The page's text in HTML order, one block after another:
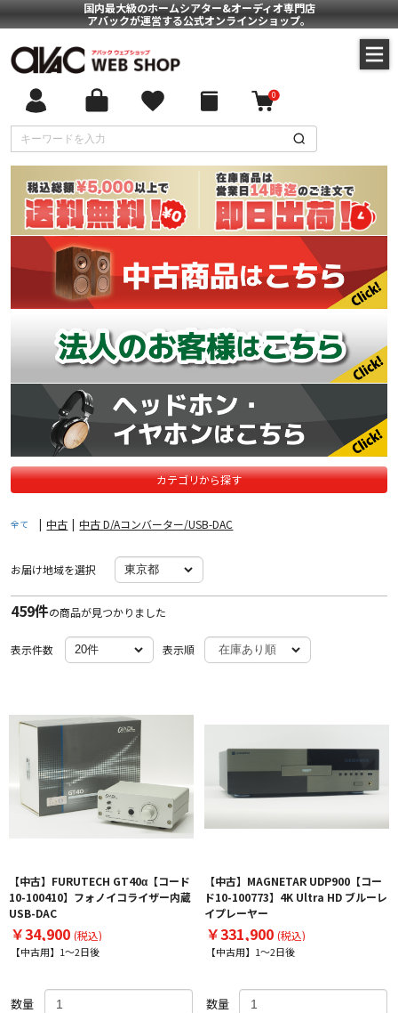
国内最大級のホームシアター&オーディオ専門店
アバックが運営する公式オンラインショップ。
0
カテゴリから探す
全て | 中古 | 中古 D/Aコンバーター/USB-DAC
お届け地域を選択
459件の商品が見つかりました
表示件数 表示順
【中古】FURUTECH GT40α【コード
10-100410】フォノイコライザー内蔵
USB-DAC
￥34,900 (税込)
【中古用】1～2日後
数量
【中古】MAGNETAR UDP900【コー
ド10-100773】4K Ultra HD ブルーレ
イプレーヤー
￥331,900 (税込)
【中古用】1～2日後
数量